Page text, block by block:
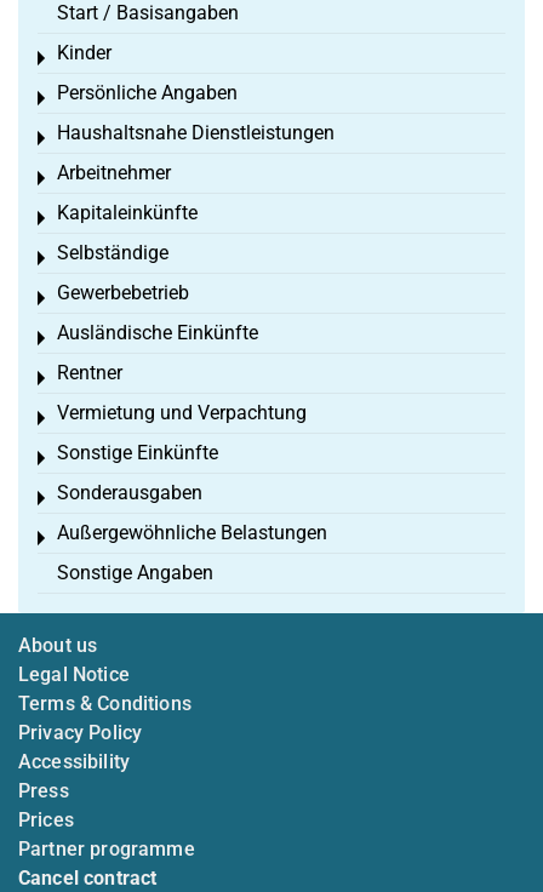
Start / Basisangaben
Kinder
Toggle menu
Persönliche Angaben
Toggle menu
Haushaltsnahe Dienstleistungen
Toggle menu
Arbeitnehmer
Toggle menu
Kapitaleinkünfte
Toggle menu
Selbständige
Toggle menu
Gewerbebetrieb
Toggle menu
Ausländische Einkünfte
Toggle menu
Rentner
Toggle menu
Vermietung und Verpachtung
Toggle menu
Sonstige Einkünfte
Toggle menu
Sonderausgaben
Toggle menu
Außergewöhnliche Belastungen
Toggle menu
Sonstige Angaben
About us
Legal Notice
Terms & Conditions
Privacy Policy
Accessibility
Press
Prices
Partner programme
Cancel contract